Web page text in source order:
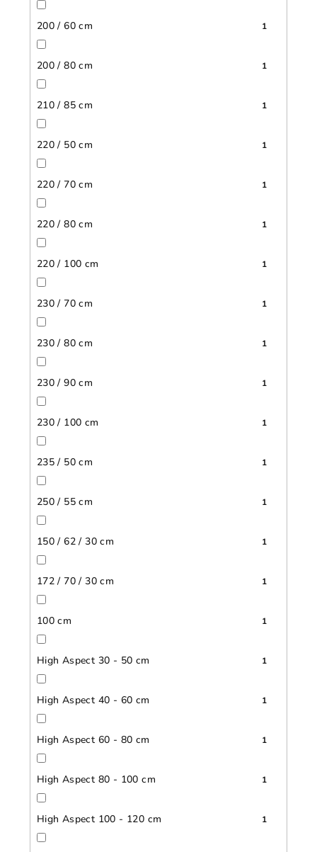
200 / 60 cm 1
200 / 80 cm 1
210 / 85 cm 1
220 / 50 cm 1
220 / 70 cm 1
220 / 80 cm 1
220 / 100 cm 1
230 / 70 cm 1
230 / 80 cm 1
230 / 90 cm 1
230 / 100 cm 1
235 / 50 cm 1
250 / 55 cm 1
150 / 62 / 30 cm 1
172 / 70 / 30 cm 1
100 cm 1
High Aspect 30 - 50 cm 1
High Aspect 40 - 60 cm 1
High Aspect 60 - 80 cm 1
High Aspect 80 - 100 cm 1
High Aspect 100 - 120 cm 1